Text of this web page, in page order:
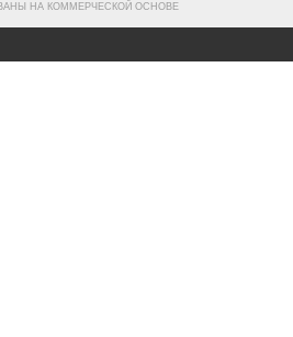
НА КОММЕРЧЕСКОЙ ОСНОВЕ